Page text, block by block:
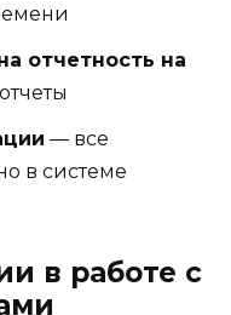
отчетность на
— все
в системе
в работе с